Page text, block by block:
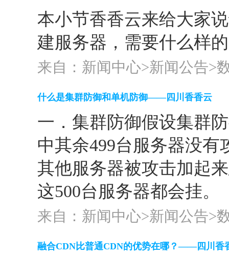
本小节香香云来给大家
建服务器，需要什么样
来自：新闻中心>新闻公告>
什么是集群防御和单机防御——四川香香云
一．集群防御假设集群
中其余499台服务器没
其他服务器被攻击加起
这500台服务器都会挂。
来自：新闻中心>新闻公告>
融合CDN比普通CDN的优势在哪？——四川香